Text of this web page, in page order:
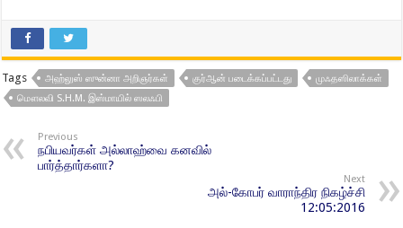
Tags அஹ்லுஸ் ஸுன்னா அறிஞர்கள் குர்ஆன் படைக்கப்பட்டது
முஃதஸிலாக்கள்
மௌலவி S.H.M. இஸ்மாயில் ஸலஃபி
Previous
நபியவர்கள் அல்லாஹ்வை கனவில்
பார்த்தார்களா?
Next
அல்-கோபர் வாராந்திர நிகழ்ச்சி
12:05:2016